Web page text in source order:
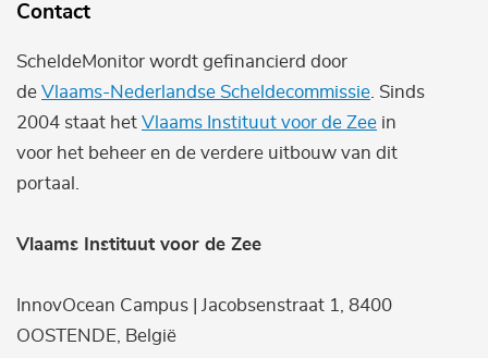
Contact
ScheldeMonitor wordt gefinancierd door
de Vlaams-Nederlandse Scheldecommissie . Sinds
2004 staat het Vlaams Instituut voor de Zee in
voor het beheer en de verdere uitbouw van dit
portaal.
Vlaams Instituut voor de Zee
InnovOcean Campus | Jacobsenstraat 1, 8400
OOSTENDE, België